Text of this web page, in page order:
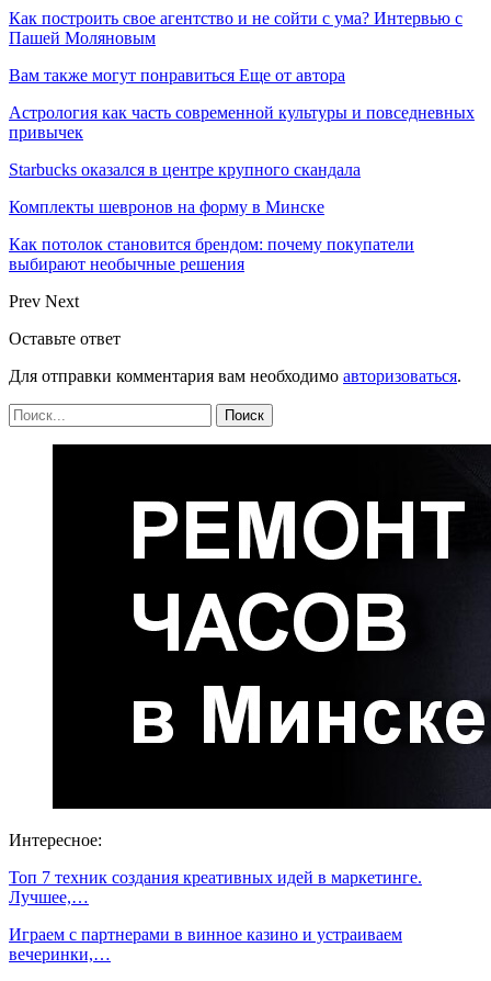
Как построить свое агентство и не сойти с ума? Интервью с
Пашей Моляновым
Вам также могут понравиться Еще от автора
Астрология как часть современной культуры и повседневных
привычек
Starbucks оказался в центре крупного скандала
Комплекты шевронов на форму в Минске
Как потолок становится брендом: почему покупатели
выбирают необычные решения
Prev Next
Оставьте ответ
Для отправки комментария вам необходимо авторизоваться.
Интересное:
Топ 7 техник создания креативных идей в маркетинге.
Лучшее,…
Играем с партнерами в винное казино и устраиваем
вечеринки,…